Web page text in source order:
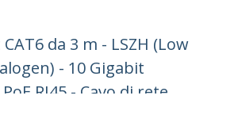
da 3 m - LSZH (Low
- 10 Gigabit
RJ45 - Cavo di rete